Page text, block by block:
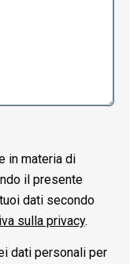
in materia di
il presente
dati secondo
sulla privacy.
dati personali per